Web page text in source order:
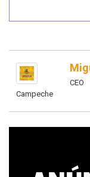
Campeche